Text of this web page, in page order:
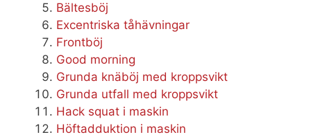
Bältesböj
Excentriska tåhävningar
Frontböj
Good morning
Grunda knäböj med kroppsvikt
Grunda utfall med kroppsvikt
Hack squat i maskin
Höftadduktion i maskin